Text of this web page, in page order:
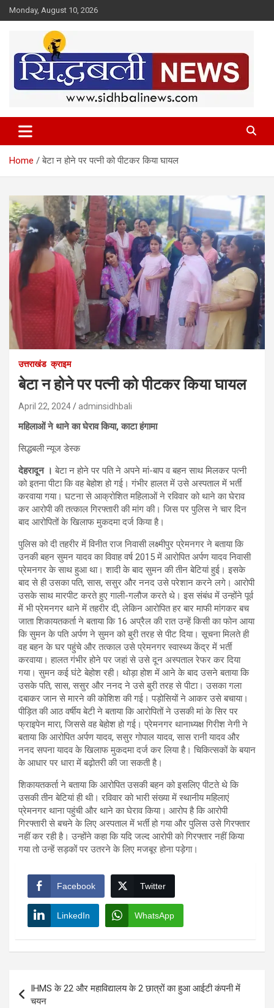
Skip
to
Monday, August 10, 2026
Sidhbali News
Home बेटा न होने पर पत्नी को पीटकर किया घायल
उत्तराखंड क्राइम
बेटा न होने पर पत्नी को पीटकर किया घायल
April 22, 2024 adminsidhbali
महिलाओं ने थाने का घेराव किया, काटा हंगामा
सिद्धबली न्यूज डेस्क
देहरादून ।बेटा न होने पर पति ने अपने मां-बाप व बहन साथ मिलकर पत्नी
को इतना पीटा कि वह बेहोश हो गई। गंभीर हालत में उसे अस्पताल में भर्ती
करवाया गया। घटना से आक्रोशित महिलाओं ने रविवार को थाने का घेराव
कर आरोपी की तत्काल गिरफ्तारी की मांग की। जिस पर पुलिस ने चार दिन
बाद आरोपितों के खिलाफ मुकदमा दर्ज किया है।
पुलिस को दी तहरीर में विनीत राज निवासी लक्ष्मीपुर प्रेमनगर ने बताया कि
उनकी बहन सुमन यादव का विवाह वर्ष 2015 में आरोपित अर्पण यादव निवासी
प्रेमनगर के साथ हुआ था। शादी के बाद सुमन की तीन बेटियां हुई। इसके
बाद से ही उसका पति, सास, ससुर और ननद उसे परेशान करने लगे। आरोपी
उसके साथ मारपीट करते हुए गाली-गलौज करते थे। इस संबंध में उन्होंने पूर्व
में भी प्रेमनगर थाने में तहरीर दी, लेकिन आरोपित हर बार माफी मांगकर बच
जाता शिकायतकर्ता ने बताया कि 16 अप्रैल की रात उन्हें किसी का फोन आया
कि सुमन के पति अर्पण ने सुमन को बुरी तरह से पीट दिया। सूचना मिलते ही
वह बहन के घर पहुंचे और तत्काल उसे प्रेमनगर स्वास्थ्य केंद्र में भर्ती
करवाया। हालत गंभीर होने पर जहां से उसे दून अस्पताल रेफर कर दिया
गया। सुमन कई घंटे बेहोश रही। थोड़ा होश में आने के बाद उसने बताया कि
उसके पति, सास, ससुर और ननद ने उसे बुरी तरह से पीटा। उसका गला
दबाकर जान से मारने की कोशिश की गई। पड़ोसियों ने आकर उसे बचाया।
पीड़ित की आठ वर्षीय बेटी ने बताया कि आरोपितों ने उसकी मां के सिर पर
फ्राइपेन मारा, जिससे वह बेहोश हो गई। प्रेमनगर थानाध्यक्ष गिरीश नेगी ने
बताया कि आरोपित अर्पण यादव, ससुर गोपाल यादव, सास रानी यादव और
ननद सपना यादव के खिलाफ मुकदमा दर्ज कर लिया है। चिकित्सकों के बयान
के आधार पर धारा में बढ़ोतरी की जा सकती है।
शिकायतकर्ता ने बताया कि आरोपित उसकी बहन को इसलिए पीटते थे कि
उसकी तीन बेटियां ही थी। रविवार को भारी संख्या में स्थानीय महिलाएं
प्रेमनगर थाना पहुंची और थाने का घेराव किया। आरोप है कि आरोपी
गिरफ्तारी से बचने के लिए अस्पताल में भर्ती हो गया और पुलिस उसे गिरफ्तार
नहीं कर रही है। उन्होंने कहा कि यदि जल्द आरोपी को गिरफ्तार नहीं किया
गया तो उन्हें सड़कों पर उतरने के लिए मजबूर होना पड़ेगा।
Facebook Twitter
LinkedIn WhatsApp
navigation
IHMS के 22 और महाविद्यालय के 2 छात्रों का हुआ आईटी कंपनी में
चयन